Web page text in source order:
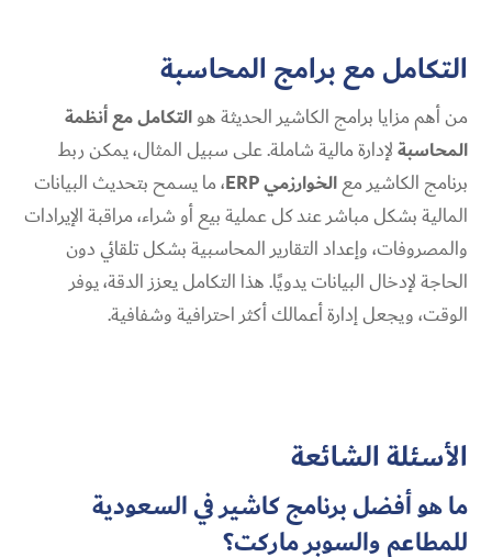
التكامل مع برامج المحاسبة
من أهم مزايا برامج الكاشير الحديثة هوالتكامل مع أنظمة
المحاسبةلإدارة مالية شاملة. على سبيل المثال، يمكن ربط
برنامج الكاشير معالخوارزمي ERP
، ما يسمح بتحديث البيانات
المالية بشكل مباشر عند كل عملية بيع أو شراء، مراقبة الإيرادات
والمصروفات، وإعداد التقارير المحاسبية بشكل تلقائي دون
الحاجة لإدخال البيانات يدويًا. هذا التكامل يعزز الدقة، يوفر
الوقت، ويجعل إدارة أعمالك أكثر احترافية وشفافية.
الأسئلة الشائعة
ما هو أفضل برنامج كاشير في السعودية
للمطاعم والسوبر ماركت؟